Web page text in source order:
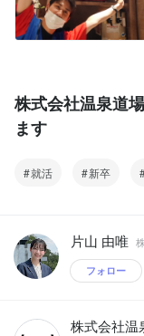
株式会社温泉道
ます
就活 新卒
片山 由唯
フォロー
株式会社温